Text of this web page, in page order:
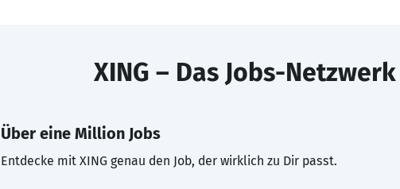
XING – Das Jobs-Netzwerk
Über eine Million Jobs
Entdecke mit XING genau den Job, der wirklich zu Dir passt.